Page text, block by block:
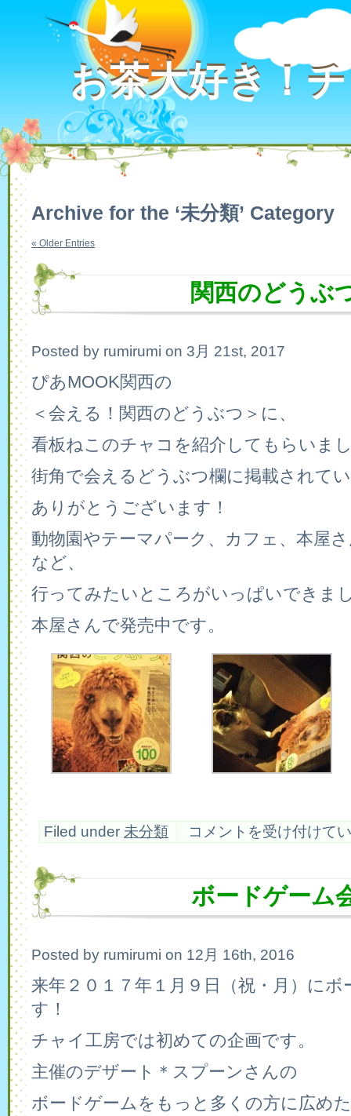
お茶大好き！
お茶大好き！
Archive for the ‘未分類’ Category
« Older Entries
関西のどうぶ
Posted by rumirumi on 3月 21st, 2017
ぴあMOOK関西の
＜会える！関西のどうぶつ＞に、
看板ねこのチャコを紹介してもらいま
街角で会えるどうぶつ欄に掲載されて
ありがとうございます！
動物園やテーマパーク、カフェ、本屋
など、
行ってみたいところがいっぱいできま
本屋さんで発売中です。
Filed under 未分類
関
西
ぶ
つ
は
コメントを受け付けて
ボードゲーム
Posted by rumirumi on 12月 16th, 2016
来年２０１７年１月９日（祝・月）に
す！
チャイ工房では初めての企画です。
主催のデザート＊スプーンさんの
ボードゲームをもっと多くの方に広め